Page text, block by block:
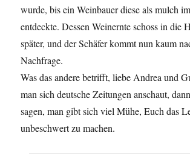
wurde, bis ein Weinbauer diese als mulch
entdeckte. Dessen Weinernte schoss in die
später, und der Schäfer kommt nun kaum
Nachfrage.
Was das andere betrifft, liebe Andrea und
man sich deutsche Zeitungen anschaut,
sagen, man gibt sich viel Mühe, Euch das
unbeschwert zu machen.